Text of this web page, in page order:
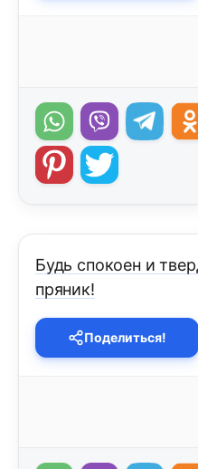
Будь спокоен и
пряник!
Поделиться!